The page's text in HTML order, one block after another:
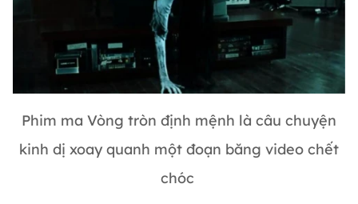
Phim ma Vòng tròn định mệnh là câu chuyện
kinh dị xoay quanh một đoạn băng video chết
chóc